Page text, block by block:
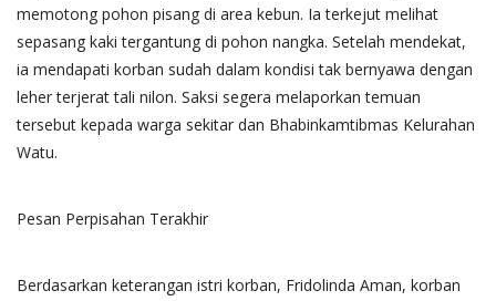
memotong pohon pisang di area kebun. Ia terkejut melihat
sepasang kaki tergantung di pohon nangka. Setelah mendekat,
ia mendapati korban sudah dalam kondisi tak bernyawa dengan
leher terjerat tali nilon. Saksi segera melaporkan temuan
tersebut kepada warga sekitar dan Bhabinkamtibmas Kelurahan
Watu.
Pesan Perpisahan Terakhir
Berdasarkan keterangan istri korban, Fridolinda Aman, korban